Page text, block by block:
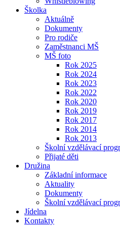
Školka
Aktuálně
Dokumenty
Pro rodiče
Zaměstnanci MŠ
MŠ foto
Rok 2025
Rok 2024
Rok 2023
Rok 2022
Rok 2020
Rok 2019
Rok 2017
Rok 2014
Rok 2013
Školní vzdělávací
Přijaté děti
Družina
Základní informace
Aktuality
Dokumenty
Školní vzdělávací
Jídelna
Kontakty